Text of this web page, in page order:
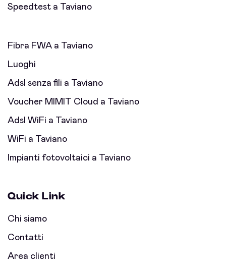
Speedtest a Taviano
Fibra FWA a Taviano
Luoghi
Adsl senza fili a Taviano
Voucher MIMIT Cloud a Taviano
Adsl WiFi a Taviano
WiFi a Taviano
Impianti fotovoltaici a Taviano
Quick Link
Chi siamo
Contatti
Area clienti